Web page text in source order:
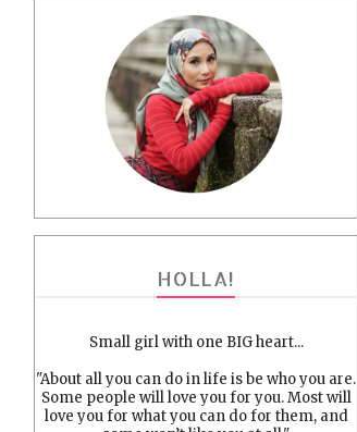
HOLLA!
Small girl with one BIG heart...
"About all you can do in life is be who you are.
Some people will love you for you. Most will
love you for what you can do for them, and